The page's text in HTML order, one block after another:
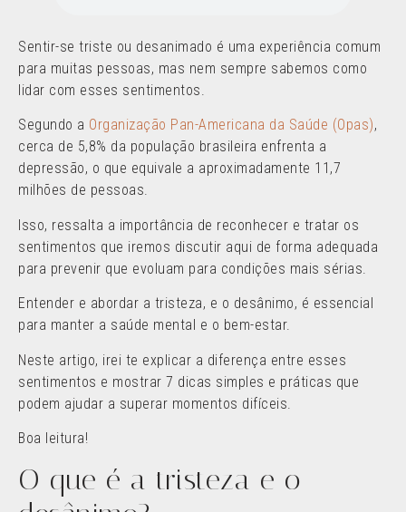
Sentir-se triste ou desanimado é uma experiência comum
para muitas pessoas, mas nem sempre sabemos como
lidar com esses sentimentos.
Segundo a Organização Pan-Americana da Saúde (Opas),
cerca de 5,8% da população brasileira enfrenta a
depressão, o que equivale a aproximadamente 11,7
milhões de pessoas.
Isso, ressalta a importância de reconhecer e tratar os
sentimentos que iremos discutir aqui de forma adequada
para prevenir que evoluam para condições mais sérias.
Entender e abordar a tristeza, e o desânimo, é essencial
para manter a saúde mental e o bem-estar.
Neste artigo, irei te explicar a diferença entre esses
sentimentos e mostrar 7 dicas simples e práticas que
podem ajudar a superar momentos difíceis.
Boa leitura!
O que é a tristeza e o